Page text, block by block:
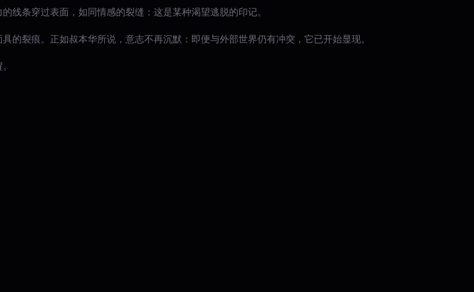
线条穿过表面，如同情感的裂缝：这是某种渴望逃脱的印记。
的裂痕。正如叔本华所说，意志不再沉默：即便与外部世界仍有冲突，它已开始显现。